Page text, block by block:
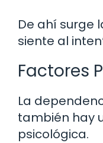
De ahí surge
siente al
Factores
La
también hay
psicológica.